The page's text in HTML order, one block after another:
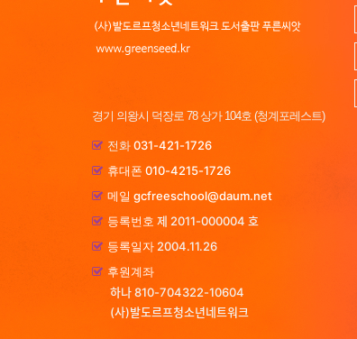
경기 의왕시 덕장로 78 상가 104호 (청계포레스트)
전화 031-421-1726
휴대폰 010-4215-1726
메일 gcfreeschool@daum.net
등록번호 제 2011-000004 호
등록일자 2004.11.26
후원계좌
하나 810-704322-10604
(사)발도르프청소년네트워크